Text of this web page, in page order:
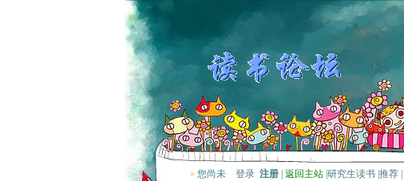
» 您尚未 登录 注册 返回主站 研究生读书 推荐